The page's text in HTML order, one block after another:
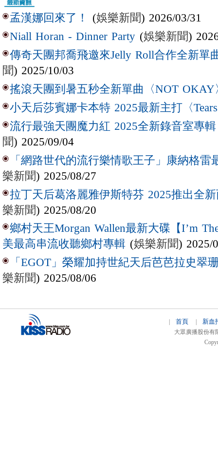
孟漢娜回來了！ (娛樂新聞) 2026/03/31
Niall Horan - Dinner Party (娛樂新聞)
傳奇天團邦喬飛邀來Jelly Roll合作全新單
聞) 2025/10/03
搖滾天團到暑五秒全新單曲〈NOT OKAY
小天后莎賓娜卡本特 2025最新主打〈
流行最強天團魔力紅 2025全新錄音室專
聞) 2025/09/04
「網路世代的流行樂情歌王子」康納格雷
樂新聞) 2025/08/27
拉丁天后葛洛麗雅伊斯特芬 2025推出全新
樂新聞) 2025/08/20
鄉村天王Morgan Wallen最新大碟【I’m
美最高串流收聽鄉村專輯 (娛樂新聞) 2025/
「EGOT」榮耀加持世紀天后芭芭拉史翠
樂新聞) 2025/08/06
| 首頁| 新血
大眾廣播股份有